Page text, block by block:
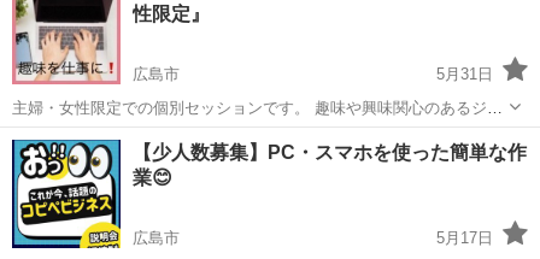
性限定』
広島市
5月31日
主婦・女性限定での個別セッションです。 趣味や興味関心のあるジャ
ンルを仕事にするための講座です！ 小さく始めれば、誰ででもできま
す^^ ハードルを下げてできる範囲内でスタートすれば 良いので難しく
考えなくて大...
広島 広島市 その他 講座
【少人数募集】PC・スマホを使った簡単な作
業😊
広島市 5月17日